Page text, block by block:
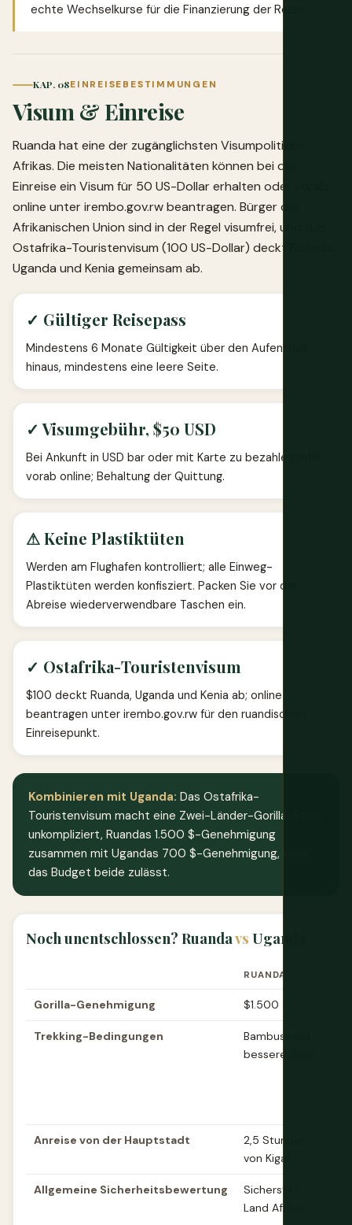
echte Wechselkurse für die Finanzierung der Reise.
KAP. 08EINREISEBESTIMMUNGEN
Visum & Einreise
Ruanda hat eine der zugänglichsten Visumpolitiken
Afrikas. Die meisten Nationalitäten können bei der
Einreise ein Visum für 50 US-Dollar erhalten oder vorab
online unter irembo.gov.rw beantragen. Bürger der
Afrikanischen Union sind in der Regel visumfrei, und das
Ostafrika-Touristenvisum (100 US-Dollar) deckt Ruanda,
Uganda und Kenia gemeinsam ab.
✓ Gültiger Reisepass
Mindestens 6 Monate Gültigkeit über den Aufenthalt
hinaus, mindestens eine leere Seite.
✓ Visumgebühr, $50 USD
Bei Ankunft in USD bar oder mit Karte zu bezahlen oder
vorab online; Behaltung der Quittung.
⚠ Keine Plastiktüten
Werden am Flughafen kontrolliert; alle Einweg-
Plastiktüten werden konfisziert. Packen Sie vor der
Abreise wiederverwendbare Taschen ein.
✓ Ostafrika-Touristenvisum
$100 deckt Ruanda, Uganda und Kenia ab; online
beantragen unter irembo.gov.rw für den ruandischen
Einreisepunkt.
Kombinieren mit Uganda: Das Ostafrika-
Touristenvisum macht eine Zwei-Länder-Gorilla-Reise
unkompliziert, Ruandas 1.500 $-Genehmigung
zusammen mit Ugandas 700 $-Genehmigung, wenn
das Budget beide zulässt.
Noch unentschlossen? Ruandavs Uganda
RUANDA
Gorilla-Genehmigung $1.500
Trekking-Bedingungen
Bambuswald,
bessere Sicht
Anreise von der Hauptstadt
2,5 Stunden
von Kigali
Allgemeine Sicherheitsbewertung
Sicherstes
Land Afrikas